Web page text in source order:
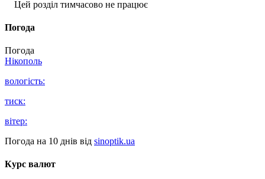
Цей розділ тимчасово не працює
Погода
Погода
Нікополь
вологість:
тиск:
вітер:
Погода на 10 днів від sinoptik.ua
Курс валют